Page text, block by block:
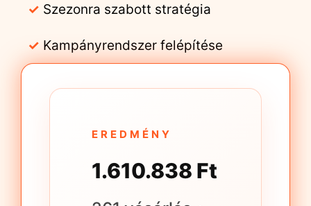
✓ Szezonra szabott stratégia
✓ Kampányrendszer felépítése
EREDMÉNY
1.610.838 Ft